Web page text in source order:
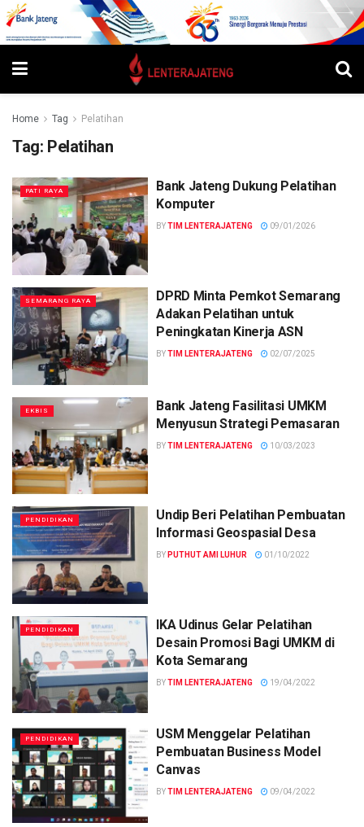
Home Tag Pelatihan
Tag: Pelatihan
PATI RAYA
Bank Jateng Dukung Pelatihan
Komputer
BYTIM LENTERAJATENG 09/01/2026
SEMARANG RAYA
DPRD Minta Pemkot Semarang
Adakan Pelatihan untuk
Peningkatan Kinerja ASN
BYTIM LENTERAJATENG 02/07/2025
EKBIS
Bank Jateng Fasilitasi UMKM
Menyusun Strategi Pemasaran
BYTIM LENTERAJATENG 10/03/2023
PENDIDIKAN
Undip Beri Pelatihan Pembuatan
Informasi Geospasial Desa
BY PUTHUT AMI LUHUR 01/10/2022
PENDIDIKAN
IKA Udinus Gelar Pelatihan
Desain Promosi Bagi UMKM di
Kota Semarang
BYTIM LENTERAJATENG 19/04/2022
PENDIDIKAN
USM Menggelar Pelatihan
Pembuatan Business Model
Canvas
BYTIM LENTERAJATENG 09/04/2022